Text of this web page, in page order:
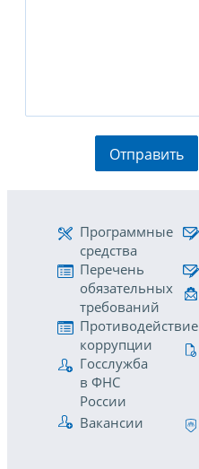
Отправить
Программные
средства
Перечень
обязательных
требований
Противодействие
коррупции
Госслужба
в ФНС
России
Вакансии